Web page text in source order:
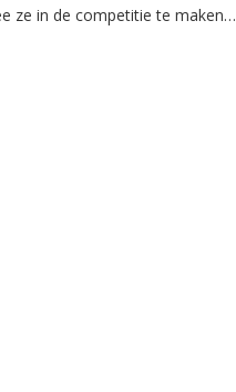
ze in de competitie te maken…